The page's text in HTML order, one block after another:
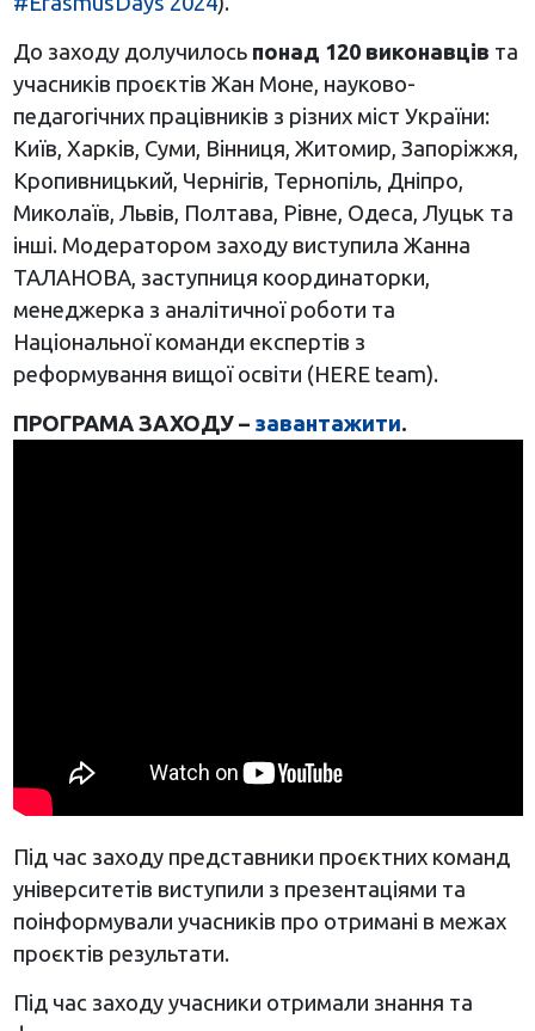
До заходу долучилось понад 120 виконавців та
учасників проєктів Жан Моне, науково-
педагогічних працівників з різних міст України:
Київ, Харків, Суми, Вінниця, Житомир, Запоріжжя,
Кропивницький, Чернігів, Тернопіль, Дніпро,
Миколаїв, Львів, Полтава, Рівне, Одеса, Луцьк та
інші. Модератором заходу виступила Жанна
ТАЛАНОВА, заступниця координаторки,
менеджерка з аналітичної роботи та
Національної команди експертів з
реформування вищої освіти (HERE team).
ПРОГРАМА ЗАХОДУ – завантажити.
Під час заходу представники проєктних команд
університетів виступили з презентаціями та
поінформували учасників про отримані в межах
проєктів результати.
Під час заходу учасники отримали знання та